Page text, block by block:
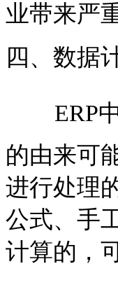
业带来严
四、数据
ERP
的由来可
进行处理
公式、手
计算的，